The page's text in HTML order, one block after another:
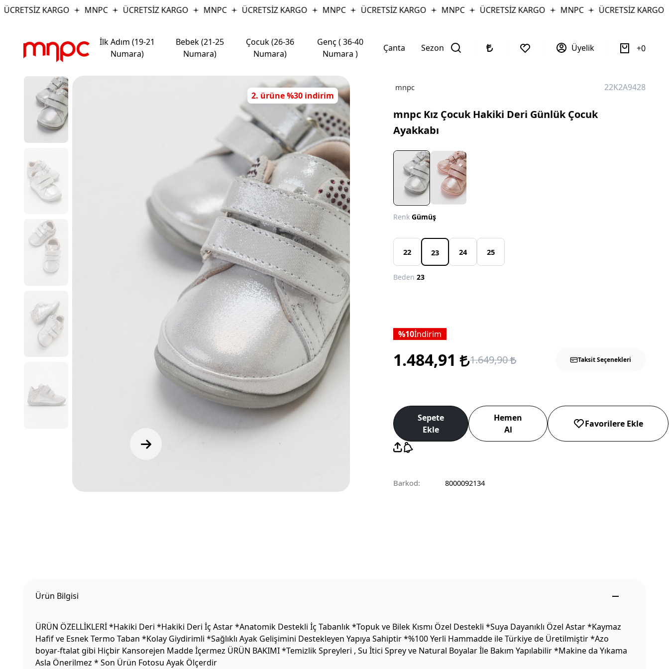
KARGO MNPC ÜCRETSİZ KARGO MNPC ÜCRETSİZ KARGO MNPC ÜCRETSİZ KARGO MNPC ÜCRETSİZ KARGO MNPC ÜCRETSİZ KARGO
İlk Adım (19-21
Numara)
Bebek (21-25
Numara)
Çocuk (26-36
Numara)
Genç ( 36-40
Numara )
Çanta Sezon Üyelik 0
2. ürüne %30 indirim
mnpc 22K2A9428
mnpc Kız Çocuk Hakiki Deri Günlük Çocuk
Ayakkabı
RenkGümüş
22 23 24 25
Beden23
10İndirim
1.484,91 1.649,90 Taksit Seçenekleri
Sepete
Ekle
Hemen
Al
Favorilere Ekle
Barkod: 8000092134
Ürün Bilgisi
ÜRÜN ÖZELLİKLERİ *Hakiki Deri *Hakiki Deri İç Astar *Anatomik Destekli İç Tabanlık *Topuk ve Bilek Kısmı Özel Destekli *Suya Dayanıklı Özel Astar *Kaymaz
Hafif ve Esnek Termo Taban *Kolay Giydirimli *Sağlıklı Ayak Gelişimini Destekleyen Yapıya Sahiptir *%100 Yerli Hammadde ile Türkiye de Üretilmiştir *Azo
boyar-ftalat gibi Hiçbir Kansorejen Madde İçermez ÜRÜN BAKIMI *Temizlik Spreyleri , Su İtici Sprey ve Natural Boyalar İle Bakım Yapılabilir *Makine da Yıkama
Asla Önerilmez * Son Ürün Fotosu Ayak Ölçerdir